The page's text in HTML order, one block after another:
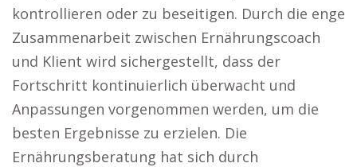
kontrollieren oder zu beseitigen. Durch die enge
Zusammenarbeit zwischen Ernährungscoach
und Klient wird sichergestellt, dass der
Fortschritt kontinuierlich überwacht und
Anpassungen vorgenommen werden, um die
besten Ergebnisse zu erzielen. Die
Ernährungsberatung hat sich durch